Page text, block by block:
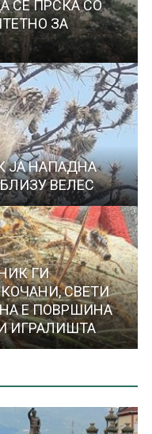
СЕ ПРСКА СО
ЗА
ЈА НАПАДНА
ВЕЛЕС
ГИ
СВЕТИ
Е ПОВРШИНА
ИГРАЛИШТА